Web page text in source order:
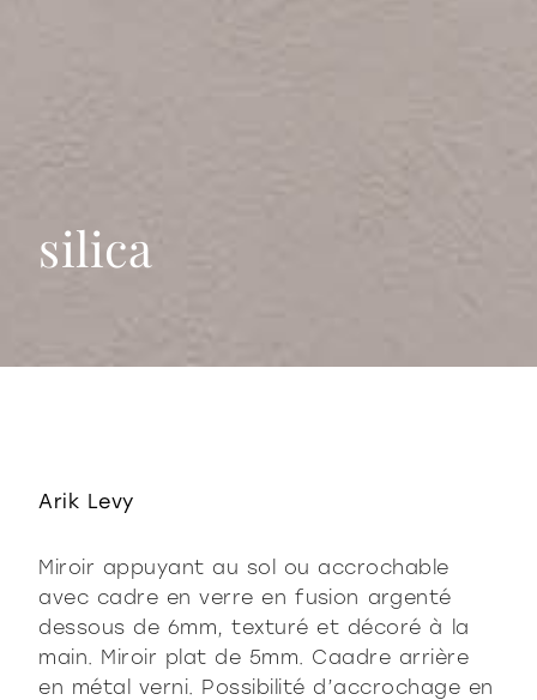
silica
silica
Arik Levy
Miroir appuyant au sol ou accrochable
avec cadre en verre en fusion argenté
dessous de 6mm, texturé et décoré à la
main. Miroir plat de 5mm. Caadre arrière
en métal verni. Possibilité d’accrochage en